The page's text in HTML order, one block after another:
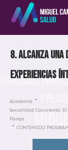
8. Alcanza una
Experiencias
Academia
Sexualidad Consciente:
Pareja
CONTENIDO